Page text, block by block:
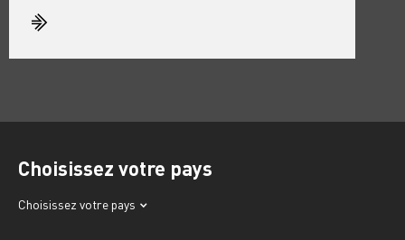
Choisissez votre pays
Choisissez votre pays